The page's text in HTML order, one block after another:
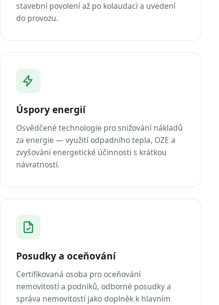
stavební povolení až po kolaudaci a uvedení
do provozu.
Úspory energií
Osvědčené technologie pro snižování nákladů
za energie — využití odpadního tepla, OZE a
zvyšování energetické účinnosti s krátkou
návratností.
Posudky a oceňování
Certifikovaná osoba pro oceňování
nemovitostí a podniků, odborné posudky a
správa nemovitostí jako doplněk k hlavním